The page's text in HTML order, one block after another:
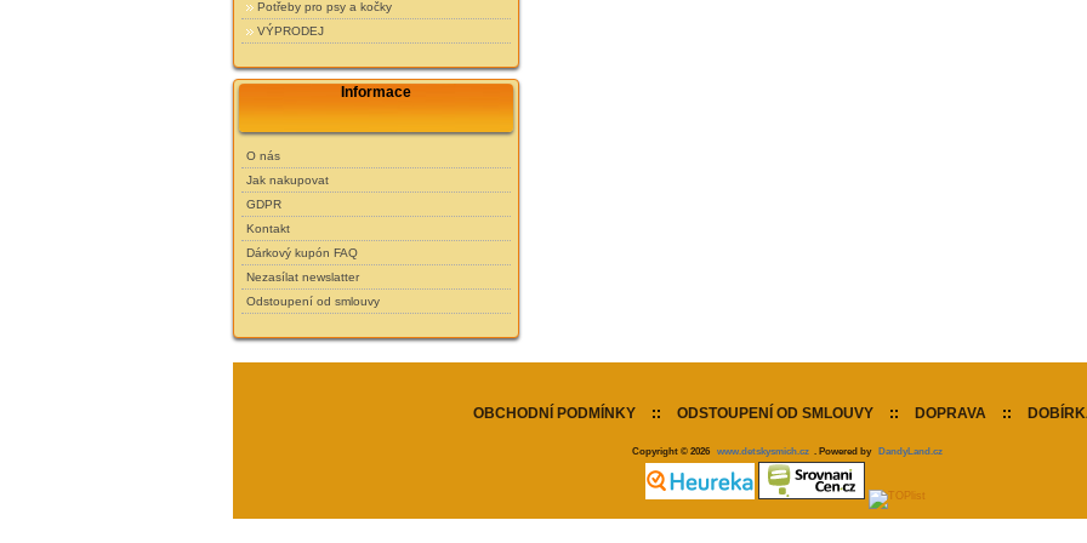
Potřeby pro psy a kočky
VÝPRODEJ
Informace
O nás
Jak nakupovat
GDPR
Kontakt
Dárkový kupón FAQ
Nezasílat newslatter
Odstoupení od smlouvy
OBCHODNÍ PODMÍNKY :: ODSTOUPENÍ OD SMLOUVY :: DOPRAVA ::
Copyright © 2026 www.detskysmich.cz . Powered by DandyLand.cz